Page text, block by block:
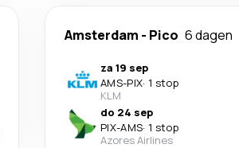
Amsterdam - Pico 6 dagen
za 19 sep
AMS-PIX· 1 stop
KLM
do 24 sep
PIX-AMS· 1 stop
Azores Airlines